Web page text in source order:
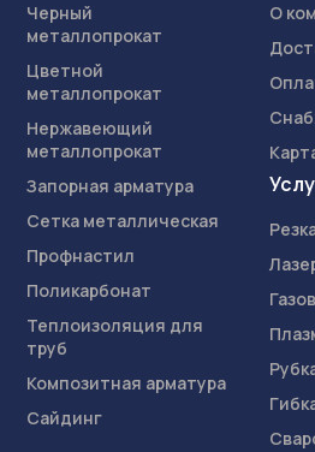
Черный
металлопрокат
Цветной
металлопрокат
Нержавеющий
металлопрокат
Запорная арматура
Сетка металлическая
Профнастил
Поликарбонат
Теплоизоляция для
труб
Композитная арматура
Сайдинг
О